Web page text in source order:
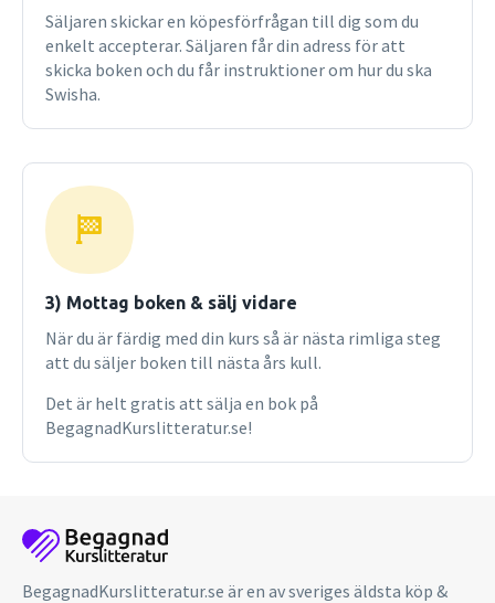
Säljaren skickar en köpesförfrågan till dig som du
enkelt accepterar. Säljaren får din adress för att
skicka boken och du får instruktioner om hur du ska
Swisha.
3) Mottag boken & sälj vidare
När du är färdig med din kurs så är nästa rimliga steg
att du säljer boken till nästa års kull.
Det är helt gratis att sälja en bok på
BegagnadKurslitteratur.se!
BegagnadKurslitteratur.se är en av sveriges äldsta köp &